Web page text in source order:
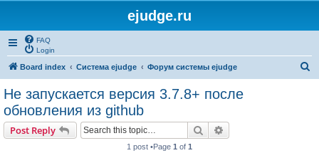
ejudge.ru
FAQ
Login
Board index Система ejudge Форум системы ejudge
Не запускается версия 3.7.8+ после
обновления из github
Post Reply Search
1 post •Page 1 of 1